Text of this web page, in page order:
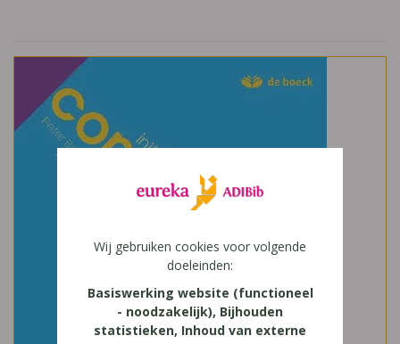
Wij gebruiken cookies voor volgende
doeleinden:
Basiswerking website (functioneel
- noodzakelijk), Bijhouden
statistieken, Inhoud van externe